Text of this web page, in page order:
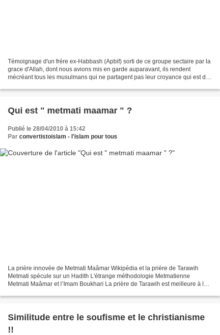
Témoignage d'un frére ex-Habbash (Apbif) sorti de ce groupe sectaire par la
grace d'Allah, dont nous avions mis en garde auparavant, ils rendent
mécréant tous les musulmans qui ne partagent pas leur croyance qui est de
Qui est " metmati maamar " ?
Publié le 28/04/2010 à 15:42
Par convertistoislam - l'islam pour tous
La prière innovée de Metmati Maâmar Wikipédia et la prière de Tarawih
Metmati spécule sur un Hadith L'étrange méthodologie Metmatienne
Metmati Maâmar et l’Imam Boukhari La prière de Tarawih est meilleure à la
Similitude entre le soufisme et le christianisme
!!